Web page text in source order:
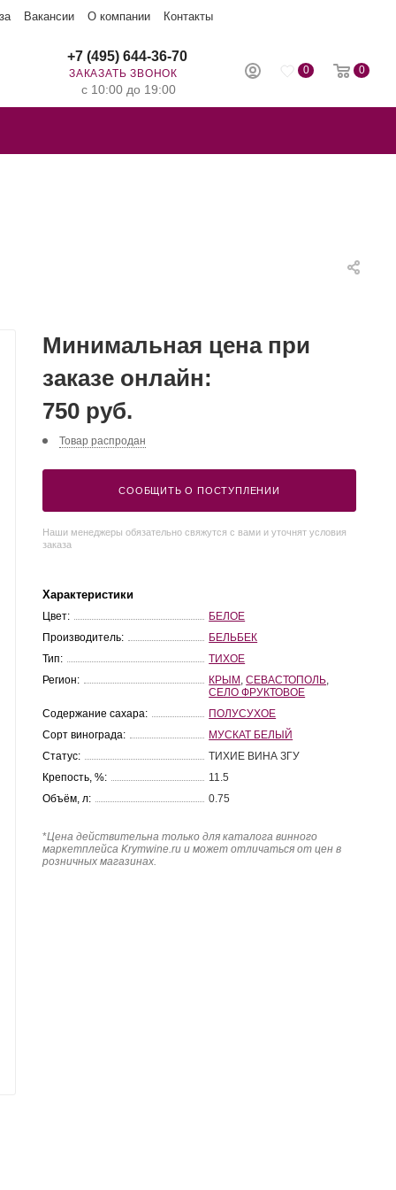
Вакансии О компании Контакты
0 0
+7 (495) 644-36-70
ЗАКАЗАТЬ ЗВОНОК
с 10:00 до 19:00
Минимальная цена при
заказе онлайн:
750 руб.
Товар распродан
СООБЩИТЬ О ПОСТУПЛЕНИИ
Наши менеджеры обязательно свяжутся с вами и уточнят условия
заказа
Характеристики
Цвет:
БЕЛОЕ
Производитель:
БЕЛЬБЕК
Тип:
ТИХОЕ
Регион:
КРЫМ ,СЕВАСТОПОЛЬ
СЕЛО ФРУКТОВОЕ
Содержание сахара:
ПОЛУСУХОЕ
Сорт винограда:
МУСКАТ БЕЛЫЙ
Статус:
ТИХИЕ ВИНА ЗГУ
Крепость, %:
11.5
Объём, л:
0.75
*Цена действительна только для каталога винного
маркетплейса Krymwine.ru и может отличаться от цен в
розничных магазинах.